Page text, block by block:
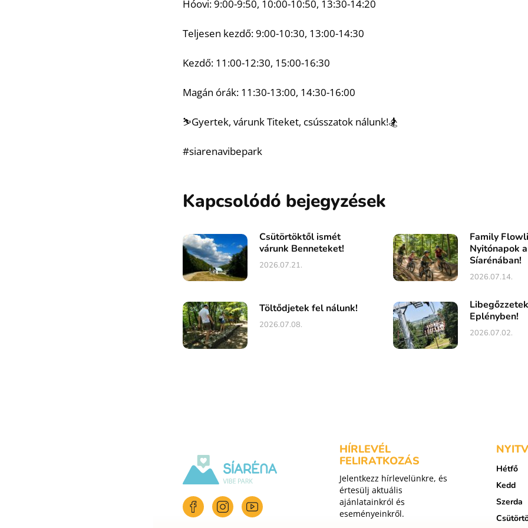
Hóovi: 9:00-9:50, 10:00-10:50, 13:30-14:20
Teljesen kezdő: 9:00-10:30, 13:00-14:30
Kezdő: 11:00-12:30, 15:00-16:30
Magán órák: 11:30-13:00, 14:30-16:00
⛷️Gyertek, várunk Titeket, csússzatok nálunk!🏂
#siarenavibepark
Kapcsolódó bejegyzések
Csütörtöktől ismét
várunk Benneteket!
2026.07.21.
Family
Nyitónapok a
Síarénában!
2026.07.14.
Töltődjetek fel nálunk!
2026.07.08.
Libegőzzetek
Eplényben!
2026.07.02.
HÍRLEVÉL
FELIRATKOZÁS
Jelentkezz hírlevelünkre, és
értesülj aktuális
ajánlatainkról és
eseményeinkről.
Hétfő
Kedd
Szerda